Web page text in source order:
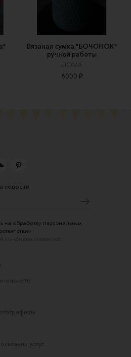
Вязаная сумка "БОЧОНОК"
ручной работы
ЛОМА
6000 ₽
новости
на обработку персональных
маркете
услуг